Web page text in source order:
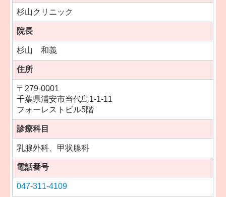
杉山クリニック
院長
杉山 和義
住所
〒 279-0001
千葉県浦安市当代島1-1-11
フォーレストビル5階
診療科目
乳腺外科、甲状腺科
電話番号
047-311-4109